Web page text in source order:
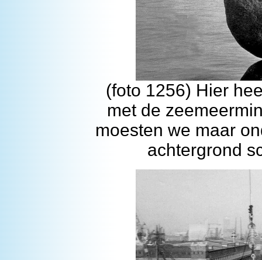
(foto 1256) Hier
met de
moesten we maar
achtergrond